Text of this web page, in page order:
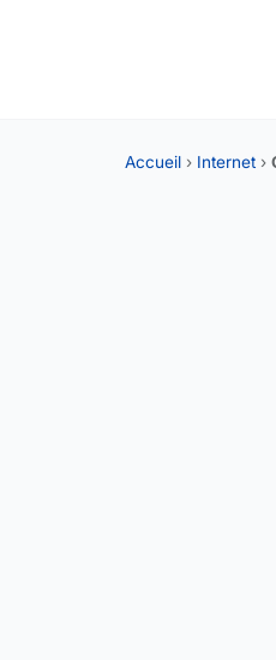
Accueil › Internet ›